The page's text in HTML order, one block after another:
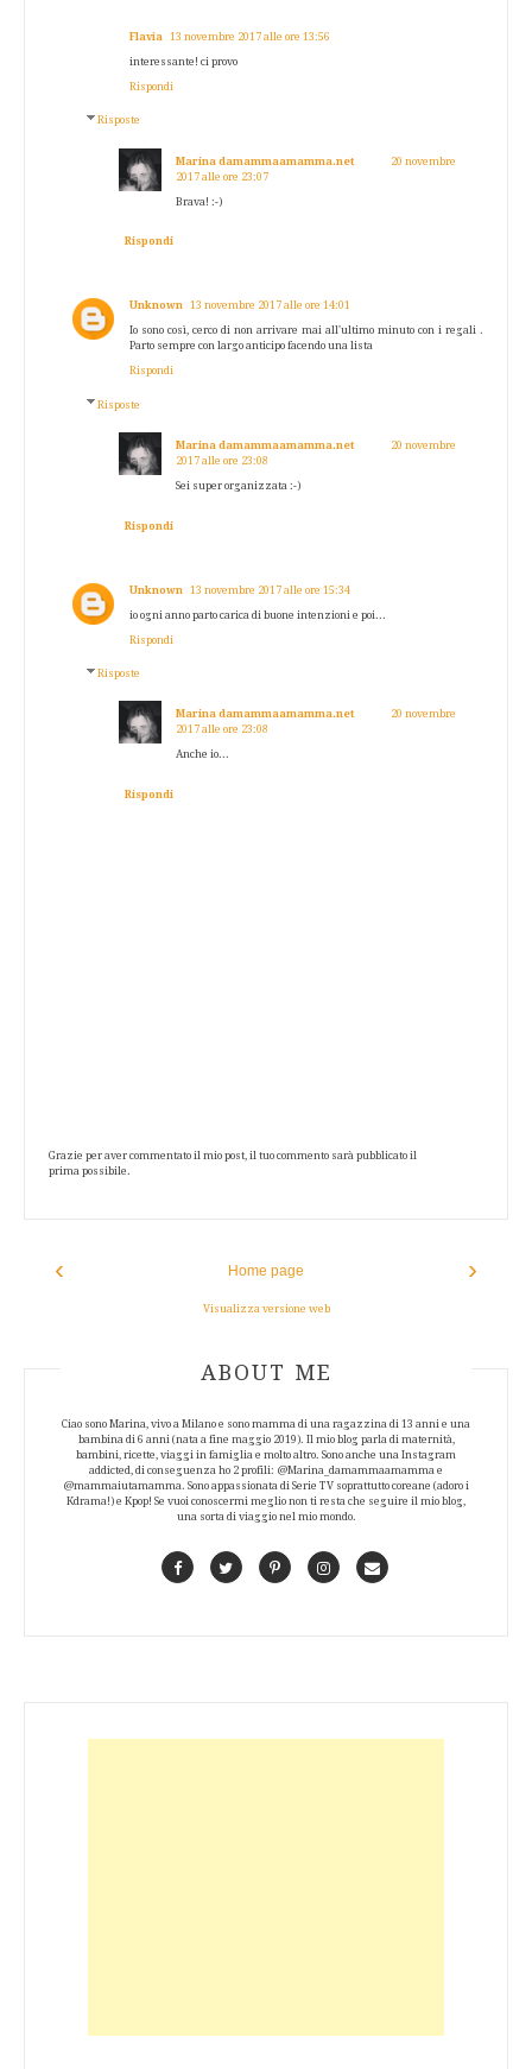
Flavia 13 novembre 2017 alle ore 13:56
interessante! ci provo
Rispondi
Risposte
Marina damammaamamma.net
20 novembre
2017 alle ore 23:07
Brava! :-)
Rispondi
Unknown 13 novembre 2017 alle ore 14:01
Io sono così, cerco di non arrivare mai all'ultimo minuto con i regali .
Parto sempre con largo anticipo facendo una lista
Rispondi
Risposte
Marina damammaamamma.net
20 novembre
2017 alle ore 23:08
Sei super organizzata :-)
Rispondi
Unknown 13 novembre 2017 alle ore 15:34
io ogni anno parto carica di buone intenzioni e poi...
Rispondi
Risposte
Marina damammaamamma.net
20 novembre
2017 alle ore 23:08
Anche io...
Rispondi
Grazie per aver commentato il mio post, il tuo commento sarà pubblicato il
prima possibile.
‹ ›
Home page
Visualizza versione web
ABOUT AUTHOR
ABOUT ME
Ciao sono Marina, vivo a Milano e sono mamma di una ragazzina di 13 anni e una
bambina di 6 anni (nata a fine maggio 2019). Il mio blog parla di maternità,
bambini, ricette, viaggi in famiglia e molto altro. Sono anche una Instagram
addicted, di conseguenza ho 2 profili: @Marina_damammaamamma e
@mammaiutamamma. Sono appassionata di Serie TV soprattutto coreane (adoro i
Kdrama!) e Kpop! Se vuoi conoscermi meglio non ti resta che seguire il mio blog,
una sorta di viaggio nel mio mondo.
FacebookTwitterPinterestInstagramContact